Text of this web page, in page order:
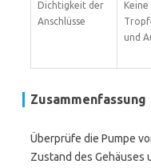
Dichtigkeit der
Anschlüsse
Keine
und
Zusammenfassung
Überprüfe die Pumpe
Zustand des Gehäuses